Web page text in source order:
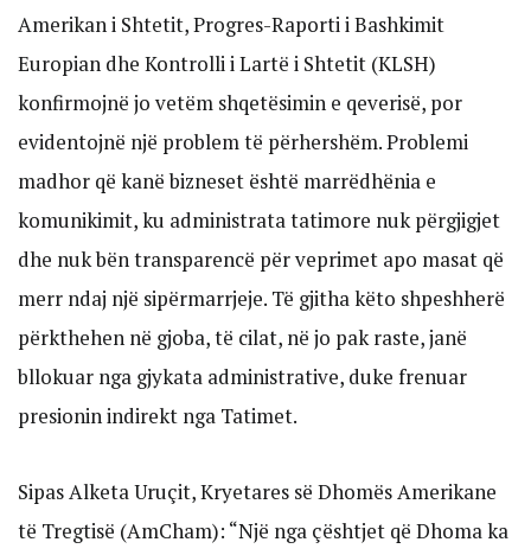
Amerikan i Shtetit, Progres-Raporti i Bashkimit
Europian dhe Kontrolli i Lartë i Shtetit (KLSH)
konfirmojnë jo vetëm shqetësimin e qeverisë, por
evidentojnë një problem të përhershëm. Problemi
madhor që kanë bizneset është marrëdhënia e
komunikimit, ku administrata tatimore nuk përgjigjet
dhe nuk bën transparencë për veprimet apo masat që
merr ndaj një sipërmarrjeje. Të gjitha këto shpeshherë
përkthehen në gjoba, të cilat, në jo pak raste, janë
bllokuar nga gjykata administrative, duke frenuar
presionin indirekt nga Tatimet.
Sipas Alketa Uruçit, Kryetares së Dhomës Amerikane
të Tregtisë (AmCham): “Një nga çështjet që Dhoma ka